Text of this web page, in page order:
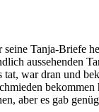
Tanja-Briefe
aussehenden
war dran und
aber es gab